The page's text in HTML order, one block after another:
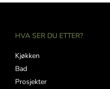
HVA SER DU ETTER?
Kjøkken
Bad
Prosjekter